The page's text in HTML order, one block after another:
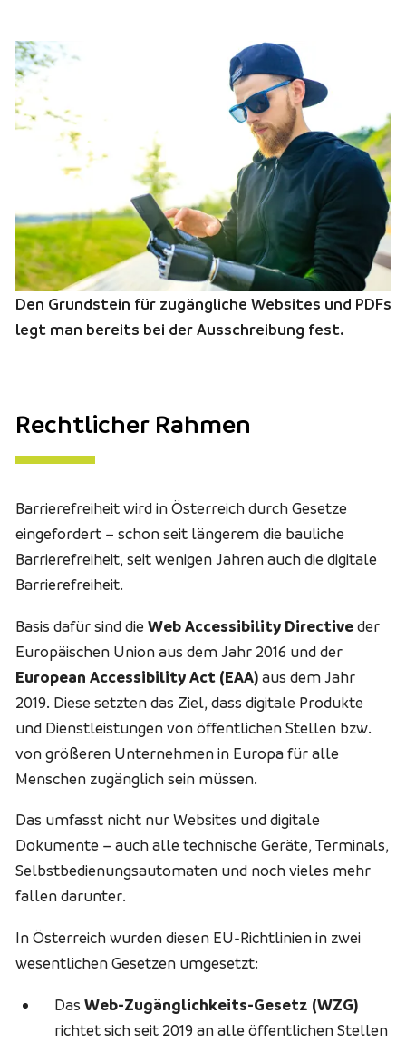
Den Grundstein für zugängliche Websites und PDFs
legt man bereits bei der Ausschreibung fest.
Rechtlicher Rahmen
Barrierefreiheit wird in Österreich durch Gesetze
eingefordert – schon seit längerem die bauliche
Barrierefreiheit, seit wenigen Jahren auch die digitale
Barrierefreiheit.
Basis dafür sind die Web Accessibility Directiveder
Europäischen Union aus dem Jahr 2016 und der
European Accessibility Act(EAA)aus dem Jahr
2019. Diese setzten das Ziel, dass digitale Produkte
und Dienstleistungen von öffentlichen Stellen bzw.
von größeren Unternehmen in Europa für alle
Menschen zugänglich sein müssen.
Das umfasst nicht nur Websites und digitale
Dokumente – auch alle technische Geräte, Terminals,
Selbstbedienungsautomaten und noch vieles mehr
fallen darunter.
In Österreich wurden diesen EU-Richtlinien in zwei
wesentlichen Gesetzen umgesetzt:
Das Web-Zugänglichkeits-Gesetz (WZG)
richtet sich seit 2019 an alle öffentlichen Stellen